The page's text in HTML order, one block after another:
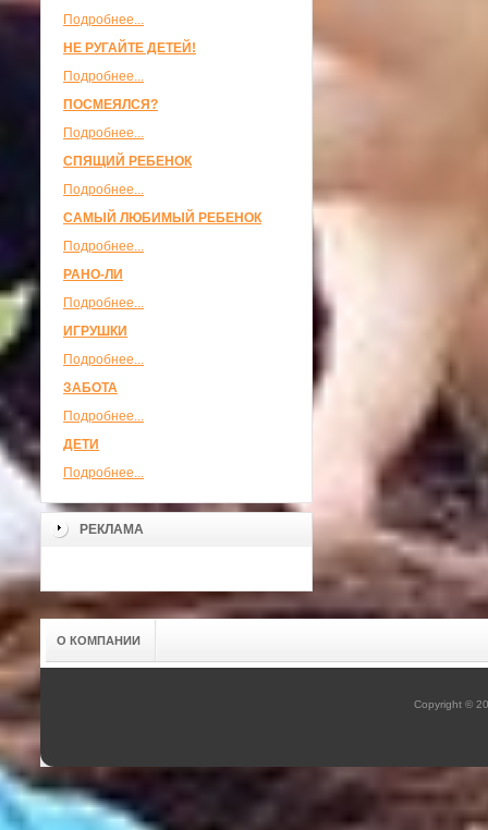
Подробнее...
НЕ РУГАЙТЕ ДЕТЕЙ!
Подробнее...
ПОСМЕЯЛСЯ?
Подробнее...
СПЯЩИЙ РЕБЕНОК
Подробнее...
САМЫЙ ЛЮБИМЫЙ РЕБЕНОК
Подробнее...
РАНО-ЛИ
Подробнее...
ИГРУШКИ
Подробнее...
ЗАБОТА
Подробнее...
ДЕТИ
Подробнее...
РЕКЛАМА
О КОМПАНИИ
Copyright ©